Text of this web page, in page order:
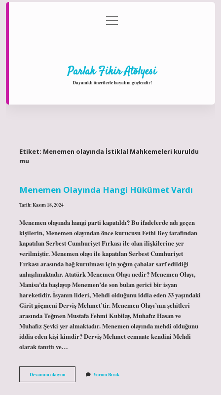
Gizlilik Politikası
menüyü
aç
Parlak Fikir Atölyesi
Dayanıklı önerilerle hayatını güçlendir!
Etiket: Menemen olayında İstiklal Mahkemeleri kuruldu
mu
Menemen Olayında Hangi Hükümet Vardı
Tarih: Kasım 18, 2024
Menemen olayında hangi parti kapatıldı? Bu ifadelerde adı geçen
kişilerin, Menemen olayından önce kurucusu Fethi Bey tarafından
kapatılan Serbest Cumhuriyet Fırkası ile olan ilişkilerine yer
verilmiştir. Menemen olayı ile kapatılan Serbest Cumhuriyet
Fırkası arasında bağ kurulması için yoğun çabalar sarf edildiği
anlaşılmaktadır. Atatürk Menemen Olayı nedir? Menemen Olayı,
Manisa’da başlayıp Menemen’de son bulan gerici bir isyan
hareketidir. İsyanın lideri, Mehdi olduğunu iddia eden 33 yaşındaki
Girit göçmeni Derviş Mehmet’tir. Menemen Olayı’nın şehitleri
arasında Teğmen Mustafa Fehmi Kubilay, Muhafız Hasan ve
Muhafız Şevki yer almaktadır. Menemen olayında mehdi olduğunu
iddia eden kişi kimdir? Derviş Mehmet cemaate kendini Mehdi
olarak tanıttı ve…
Devamını okuyunMenemen
Olayında
Yorum Bırak